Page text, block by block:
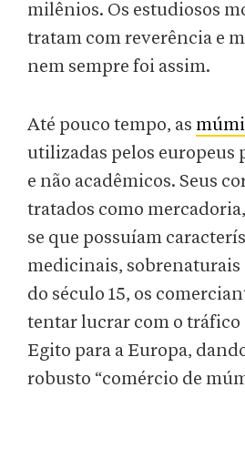
milênios. Os estudiosos
tratam com reverência e
nem sempre foi assim.
Até pouco tempo, as
utilizadas pelos europeus
e não acadêmicos. Seus
tratados como
se que possuíam
medicinais, sobrenaturais
do século 15, os
tentar lucrar com o tráfico
Egito para a Europa,
robusto “comércio de